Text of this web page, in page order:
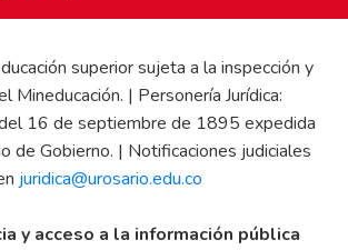
superior sujeta a la inspección y
Mineducación. | Personería Jurídica:
16 de septiembre de 1895 expedida
de Gobierno. | Notificaciones judiciales
juridica@urosario.edu.co
y acceso a la información pública